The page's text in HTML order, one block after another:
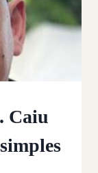
Caiu